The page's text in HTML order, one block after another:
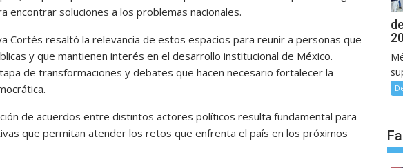
encontrar soluciones a los problemas nacionales.
Cortés resaltó la relevancia de estos espacios para reunir a personas que
y que mantienen interés en el desarrollo institucional de México.
de transformaciones y debates que hacen necesario fortalecer la
de acuerdos entre distintos actores políticos resulta fundamental para
que permitan atender los retos que enfrenta el país en los próximos